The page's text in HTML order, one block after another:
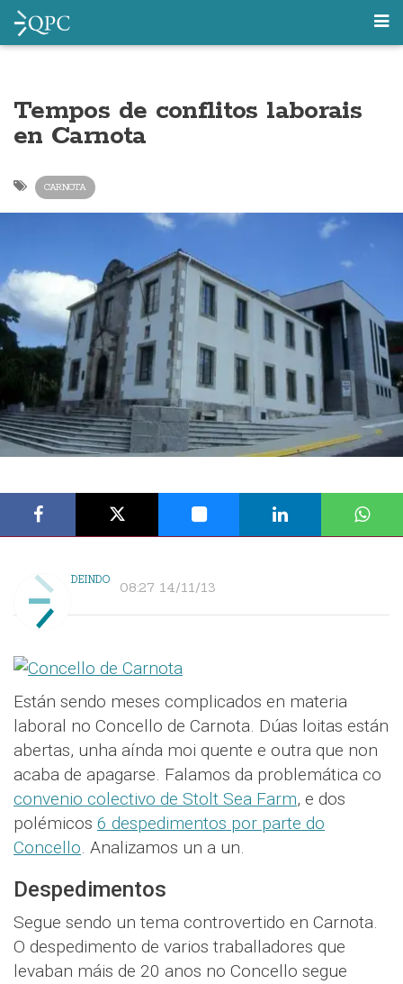
Tempos de conflitos laborais
en Carnota
CARNOTA
DEINDO 08:27 14/11/13
Están sendo meses complicados en materia
laboral no Concello de Carnota. Dúas loitas están
abertas, unha aínda moi quente e outra que non
acaba de apagarse. Falamos da problemática co
convenio colectivo de Stolt Sea Farm, e dos
polémicos 6 despedimentos por parte do
Concello. Analizamos un a un.
Despedimentos
Segue sendo un tema controvertido en Carnota.
O despedimento de varios traballadores que
levaban máis de 20 anos no Concello segue